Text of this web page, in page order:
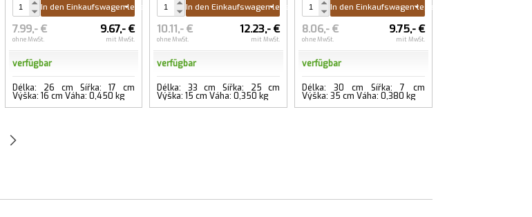
In den Einkaufswagen legen
7.99,- €
ohne MwSt.
9.67,- €
mit MwSt.
verfügbar
Délka: 26 cm Šířka: 17 cm
Výška: 16 cm Váha: 0,450 kg
In den Einkaufswagen legen
10.11,- €
ohne MwSt.
12.23,- €
mit MwSt.
verfügbar
Délka: 33 cm Šířka: 25 cm
Výška: 15 cm Váha: 0,350 kg
In den Einkaufswagen legen
8.06,- €
ohne MwSt.
9.75,- €
mit MwSt.
verfügbar
Délka: 30 cm Šířka: 7 cm
Výška: 35 cm Váha: 0,380 kg